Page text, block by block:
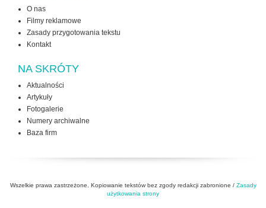
O nas
Filmy reklamowe
Zasady przygotowania tekstu
Kontakt
NA SKRÓTY
Aktualności
Artykuły
Fotogalerie
Numery archiwalne
Baza firm
Wszelkie prawa zastrzeżone. Kopiowanie tekstów bez zgody redakcji zabronione / Zasady
użytkowania strony